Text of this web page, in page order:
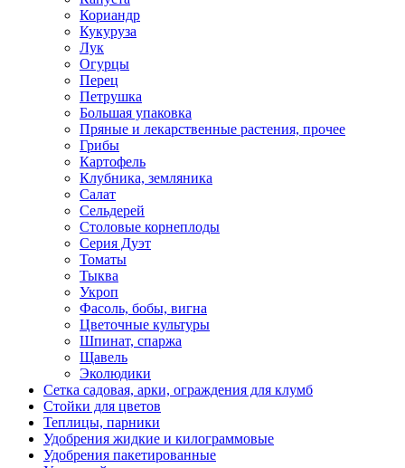
Кориандр
Кукуруза
Лук
Огурцы
Перец
Петрушка
Большая упаковка
Пряные и лекарственные растения, прочее
Грибы
Картофель
Клубника, земляника
Салат
Сельдерей
Столовые корнеплоды
Серия Дуэт
Томаты
Тыква
Укроп
Фасоль, бобы, вигна
Цветочные культуры
Шпинат, спаржа
Щавель
Эколюдики
Сетка садовая, арки, ограждения для клумб
Стойки для цветов
Теплицы, парники
Удобрения жидкие и килограммовые
Удобрения пакетированные